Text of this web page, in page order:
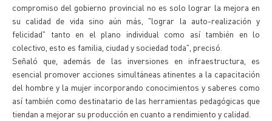
compromiso del gobierno provincial no es solo lograr la mejora en
su calidad de vida sino aún más, "lograr la auto-realización y
felicidad" tanto en el plano individual como así también en lo
colectivo, esto es familia, ciudad y sociedad toda", precisó.
Señaló que, además de las inversiones en infraestructura, es
esencial promover acciones simultáneas atinentes a la capacitación
del hombre y la mujer incorporando conocimientos y saberes como
así también como destinatario de las herramientas pedagógicas que
tiendan a mejorar su producción en cuanto a rendimiento y calidad.